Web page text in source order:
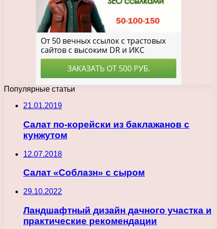
Популярные статьи
21.01.2019
Салат по-корейски из баклажанов с
кунжутом
12.07.2018
Салат «Соблазн» с сыром
29.10.2022
Ландшафтный дизайн дачного участка и
практические рекомендации